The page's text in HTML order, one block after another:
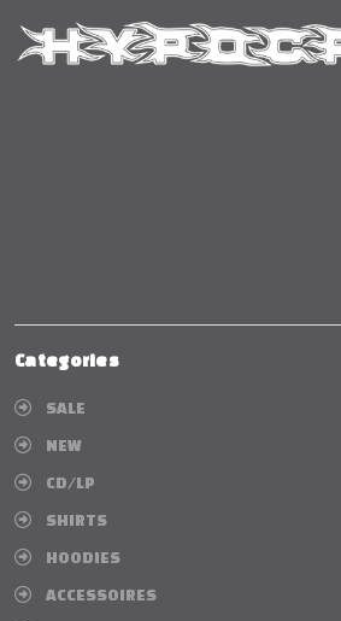
Categories
SALE
NEW
CD/LP
SHIRTS
HOODIES
ACCESSOIRES